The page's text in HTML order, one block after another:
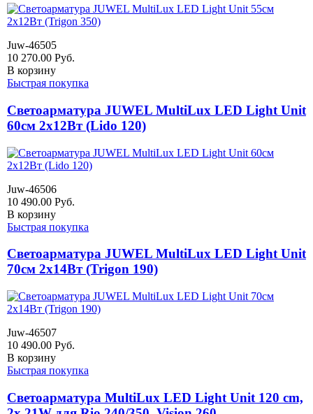
Juw-46505
10 270.00 Руб.
В корзину
Быстрая покупка
Светоарматура JUWEL MultiLux LED Light Unit
60см 2х12Вт (Lido 120)
Juw-46506
10 490.00 Руб.
В корзину
Быстрая покупка
Светоарматура JUWEL MultiLux LED Light Unit
70см 2х14Вт (Trigon 190)
Juw-46507
10 490.00 Руб.
В корзину
Быстрая покупка
Светоарматура MultiLux LED Light Unit 120 cm,